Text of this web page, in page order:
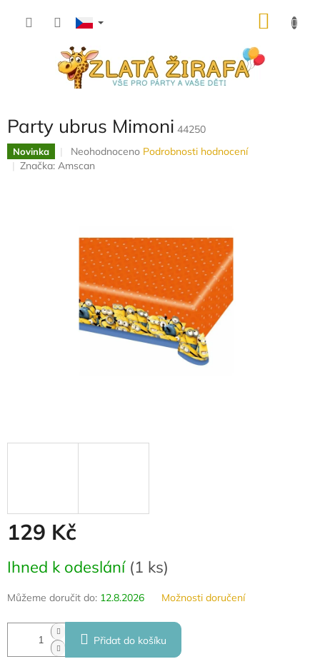
Party ubrus Mimoni 44250
Novinka
Průměrné
hodnocení
hvězdiček.
Neohodnoceno Podrobnosti hodnocení
Značka: Amscan
129 Kč
cena:
Ihned k odeslání (1 ks)
Můžeme doručit do: 12.8.2026 Možnosti doručení
Přidat do košíku